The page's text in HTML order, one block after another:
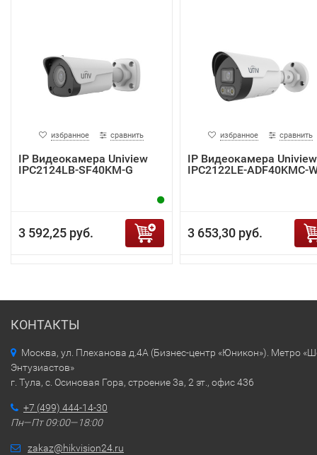
избранное сравнить
IP Видеокамера Uniview
IPC2124LB-SF40KM-G
3 592,25 руб.
избранное сравнить
IP Видеокамера Uniview
IPC2122LE-ADF40KMC-
3 653,30 руб.
КОНТАКТЫ
Москва, ул. Плеханова д.4А (Бизнес-центр «Юникон»). Метро
Энтузиастов»
г. Тула, с. Осиновая Гора, строение 3а, 2 эт., офис 436
+7 (499) 444-14-30
Пн—Пт 09:00—18:00
zakaz@hikvision24.ru